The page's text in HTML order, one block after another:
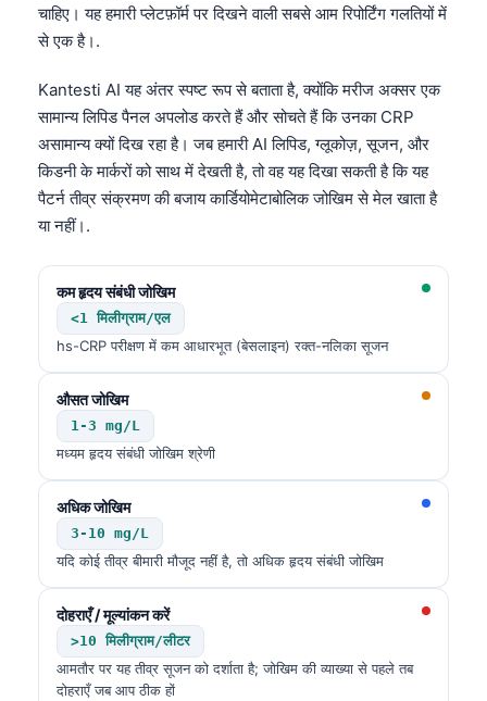
चाहिए। यह हमारी प्लेटफ़ॉर्म पर दिखने वाली सबसे आम रिपोर्टिंग गलतियों में
से एक है।.
Kantesti AI यह अंतर स्पष्ट रूप से बताता है, क्योंकि मरीज अक्सर एक
सामान्य लिपिड पैनल अपलोड करते हैं और सोचते हैं कि उनका CRP
असामान्य क्यों दिख रहा है। जब हमारी AI लिपिड, ग्लूकोज़, सूजन, और
किडनी के मार्करों को साथ में देखती है, तो वह यह दिखा सकती है कि यह
पैटर्न तीव्र संक्रमण की बजाय कार्डियोमेटाबोलिक जोखिम से मेल खाता है
या नहीं।.
कम हृदय संबंधी जोखिम
<1 मिलीग्राम/एल
hs-CRP परीक्षण में कम आधारभूत (बेसलाइन) रक्त-नलिका सूजन
औसत जोखिम
1-3 mg/L
मध्यम हृदय संबंधी जोखिम श्रेणी
अधिक जोखिम
3-10 mg/L
यदि कोई तीव्र बीमारी मौजूद नहीं है, तो अधिक हृदय संबंधी जोखिम
दोहराएँ / मूल्यांकन करें
>10 मिलीग्राम/लीटर
आमतौर पर यह तीव्र सूजन को दर्शाता है; जोखिम की व्याख्या से पहले तब
दोहराएँ जब आप ठीक हों
ಕನ್ನಡ
മലയാളം
Bahasa Melayu
Tiếng Việt
Tagalog
ไทย
ភាសាខ្មែរ
Kiswahili
Українська
O‘zbekcha
Suomi
Hrvatski
Slovenčina
پښتو